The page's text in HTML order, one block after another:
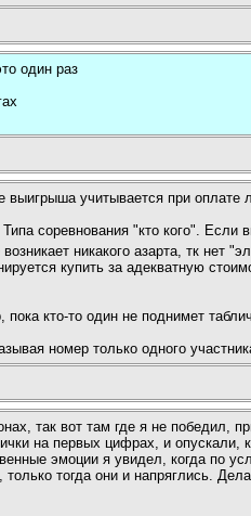
один раз
учитывается при оплате
соревнования "кто кого". Если
никакого азарта, тк нет
купить за адекватную
кто-то один не поднимет
номер только одного
так вот там где я не победил,
на первых цифрах, и опускали,
эмоции я увидел, когда по
тогда они и напряглись.